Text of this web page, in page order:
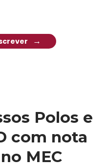
Polos e
com nota
MEC